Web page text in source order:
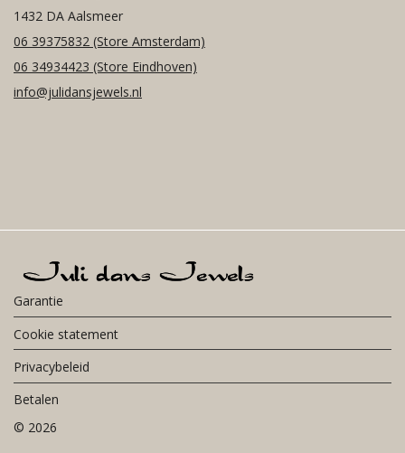
1432 DA Aalsmeer
06 39375832 (Store Amsterdam)
06 34934423 (Store Eindhoven)
info@julidansjewels.nl
Garantie
Cookie statement
Privacybeleid
Betalen
© 2026